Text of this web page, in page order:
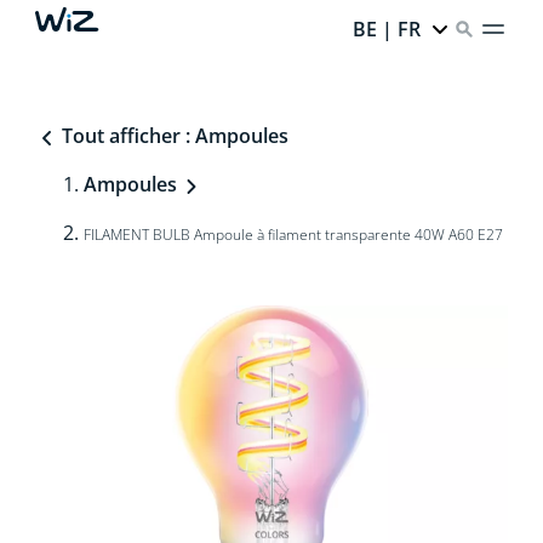
BE | FR
Tout afficher : Ampoules
Ampoules
FILAMENT BULB Ampoule à filament transparente 40W A60 E27